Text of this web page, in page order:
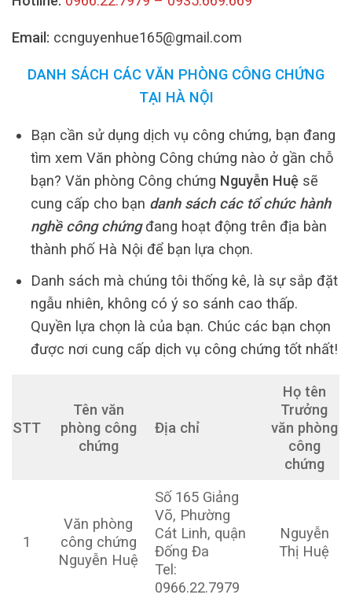
Email: ccnguyenhue165@gmail.com
DANH SÁCH CÁC VĂN PHÒNG CÔNG CHỨNG
TẠI HÀ NỘI
Bạn cần sử dụng dịch vụ công chứng, bạn đang
tìm xem Văn phòng Công chứng nào ở gần chỗ
bạn? Văn phòng Công chứng Nguyễn Huệsẽ
cung cấp cho bạn danh sách các tổ chức hành
nghề công chứngđang hoạt động trên địa bàn
thành phố Hà Nội để bạn lựa chọn.
Danh sách mà chúng tôi thống kê, là sự sắp đặt
ngẫu nhiên, không có ý so sánh cao thấp.
Quyền lựa chọn là của bạn. Chúc các bạn chọn
được nơi cung cấp dịch vụ công chứng tốt nhất!
STT
Tên văn
phòng công
chứng
Địa chỉ
Họ tên
Trưởng
văn phòng
công
chứng
1
Văn phòng
công chứng
Nguyễn Huệ
Số 165 Giảng
Võ, Phường
Cát Linh, quận
Đống Đa
Tel:
0966.22.7979
Nguyễn
Thị Huệ